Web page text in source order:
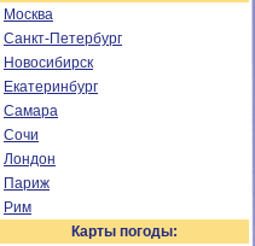
Москва
Санкт-Петербург
Новосибирск
Екатеринбург
Самара
Сочи
Лондон
Париж
Рим
Карты погоды: